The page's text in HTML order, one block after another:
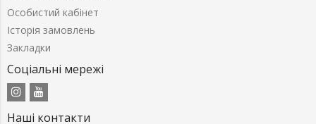
Особистий кабінет
Історія замовлень
Закладки
Соціальні мережі
Наші контакти